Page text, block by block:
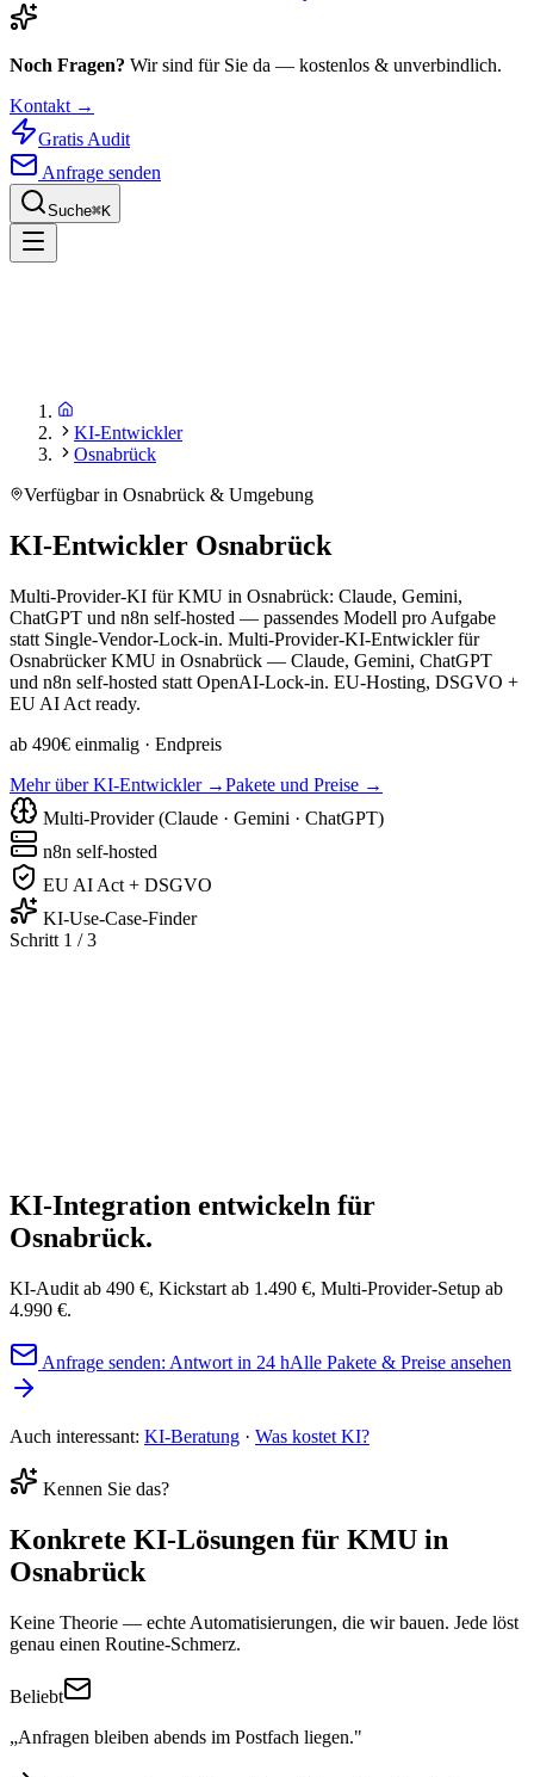
Noch Fragen? Wir sind für Sie da — kostenlos & unverbindlich.
Kontakt →
Gratis Audit
Anfrage senden
Suche⌘K
KI-Entwickler
Osnabrück
Verfügbar in Osnabrück & Umgebung
KI-Entwickler Osnabrück
Multi-Provider-KI für KMU in Osnabrück: Claude, Gemini,
ChatGPT und n8n self-hosted — passendes Modell pro Aufgabe
statt Single-Vendor-Lock-in. Multi-Provider-KI-Entwickler für
Osnabrücker KMU in Osnabrück — Claude, Gemini, ChatGPT
und n8n self-hosted statt OpenAI-Lock-in. EU-Hosting, DSGVO +
EU AI Act ready.
ab 490€ einmalig · Endpreis
Mehr über KI-Entwickler →Pakete und Preise →
Multi-Provider (Claude · Gemini · ChatGPT)
n8n self-hosted
EU AI Act + DSGVO
KI-Use-Case-Finder
Schritt 1 / 3
KI-Integration entwickeln für
Osnabrück.
KI-Audit ab 490 €, Kickstart ab 1.490 €, Multi-Provider-Setup ab
4.990 €.
Anfrage senden: Antwort in 24 hAlle Pakete & Preise ansehen
Auch interessant: KI-Beratung · Was kostet KI?
Kennen Sie das?
Konkrete KI-Lösungen für KMU in
Osnabrück
Keine Theorie — echte Automatisierungen, die wir bauen. Jede löst
genau einen Routine-Schmerz.
Beliebt
„Anfragen bleiben abends im Postfach liegen."